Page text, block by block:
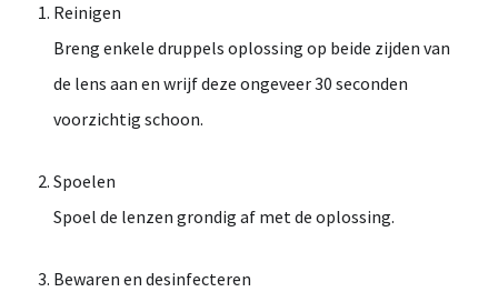
Reinigen
Breng enkele druppels oplossing op beide zijden van
de lens aan en wrijf deze ongeveer30 seconden
voorzichtig schoon.
Spoelen
Spoel de lenzen grondig af met de oplossing.
Bewaren en desinfecteren